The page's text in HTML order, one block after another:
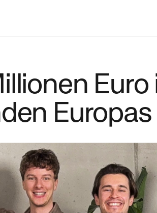
Euro
Europas